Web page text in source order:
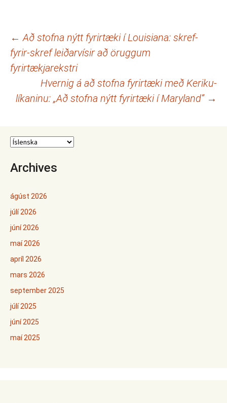
Leiðarkerfi
færslna
← Að stofna nýtt fyrirtæki í Louisiana: skref-
fyrir-skref leiðarvísir að öruggum
fyrirtækjarekstri
Hvernig á að stofna fyrirtæki með Keriku-
líkaninu: „Að stofna nýtt fyrirtæki í Maryland“ →
Archives
ágúst 2026
júlí 2026
júní 2026
maí 2026
apríl 2026
mars 2026
september 2025
júlí 2025
júní 2025
maí 2025